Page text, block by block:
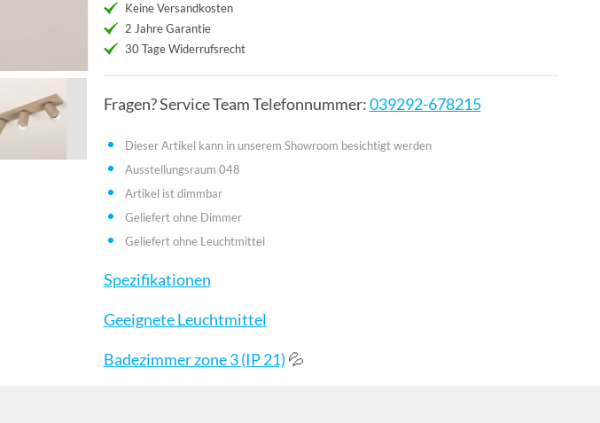
Keine Versandkosten
2 Jahre Garantie
30 Tage Widerrufsrecht
Fragen? Service Team Telefonnummer:039292-678215
Dieser Artikel kann in unserem Showroom besichtigt werden
Ausstellungsraum 048
Artikel ist dimmbar
Geliefert ohne Dimmer
Geliefert ohne Leuchtmittel
Spezifikationen
Geeignete Leuchtmittel
Badezimmer zone 3 (IP 21) 💦